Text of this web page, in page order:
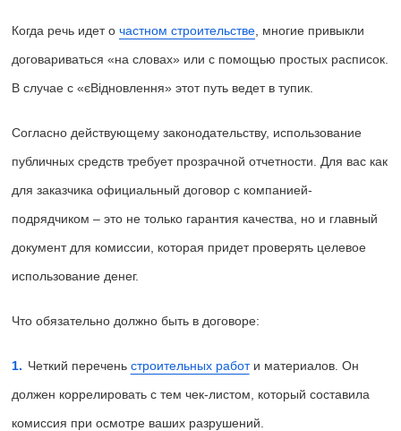
Когда речь идет о частном строительстве , многие привыкли
договариваться «на словах» или с помощью простых расписок.
В случае с «єВідновлення» этот путь ведет в тупик.
Согласно действующему законодательству, использование
публичных средств требует прозрачной отчетности. Для вас как
для заказчика официальный договор с компанией-
подрядчиком – это не только гарантия качества, но и главный
документ для комиссии, которая придет проверять целевое
использование денег.
Что обязательно должно быть в договоре:
Четкий перечень строительных работи материалов. Он
должен коррелировать с тем чек-листом, который составила
комиссия при осмотре ваших разрушений.